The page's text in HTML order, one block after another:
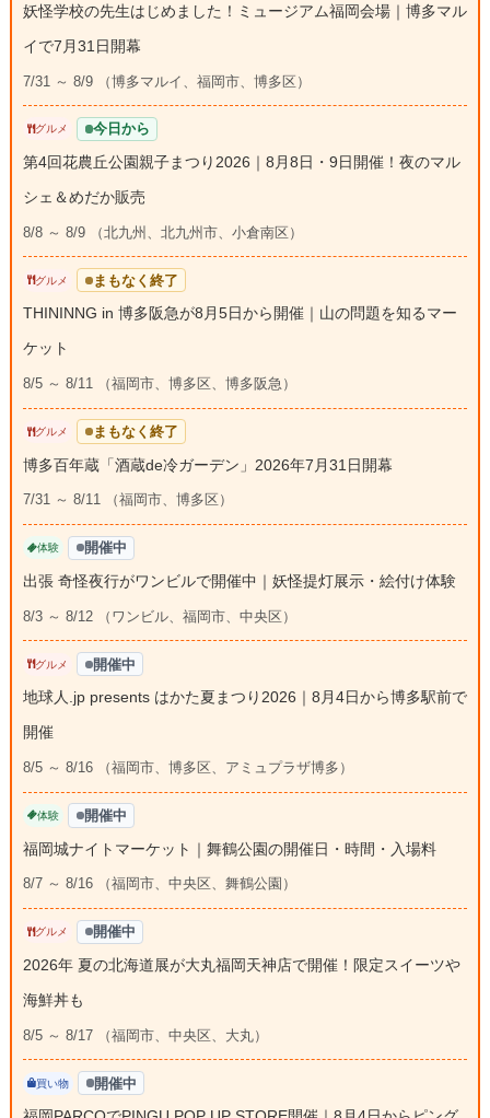
妖怪学校の先生はじめました！ミュージアム福岡会場｜博多マル
イで7月31日開幕
7/31 ～ 8/9 （博多マルイ、福岡市、博多区）
グルメ 今日から
第4回花農丘公園親子まつり2026｜8月8日・9日開催！夜のマル
シェ＆めだか販売
8/8 ～ 8/9 （北九州、北九州市、小倉南区）
グルメ まもなく終了
THININNG in 博多阪急が8月5日から開催｜山の問題を知るマー
ケット
8/5 ～ 8/11 （福岡市、博多区、博多阪急）
グルメ まもなく終了
博多百年蔵「酒蔵de冷ガーデン」2026年7月31日開幕
7/31 ～ 8/11 （福岡市、博多区）
体験 開催中
出張 奇怪夜行がワンビルで開催中｜妖怪提灯展示・絵付け体験
8/3 ～ 8/12 （ワンビル、福岡市、中央区）
グルメ 開催中
地球人.jp presents はかた夏まつり2026｜8月4日から博多駅前で
開催
8/5 ～ 8/16 （福岡市、博多区、アミュプラザ博多）
体験 開催中
福岡城ナイトマーケット｜舞鶴公園の開催日・時間・入場料
8/7 ～ 8/16 （福岡市、中央区、舞鶴公園）
グルメ 開催中
2026年 夏の北海道展が大丸福岡天神店で開催！限定スイーツや
海鮮丼も
8/5 ～ 8/17 （福岡市、中央区、大丸）
買い物 開催中